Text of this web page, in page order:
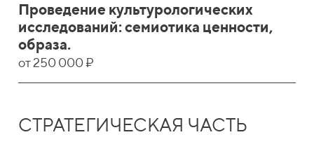
Проведение культурологических
исследований: семиотика ценности,
образа.
от 250 000 ₽
СТРАТЕГИЧЕСКАЯ ЧАСТЬ